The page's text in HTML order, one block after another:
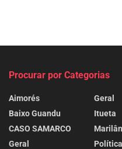
Procurar por Categorias
Aimorés
Baixo Guandu
CASO SAMARCO
Geral
Geral
Itueta
Política